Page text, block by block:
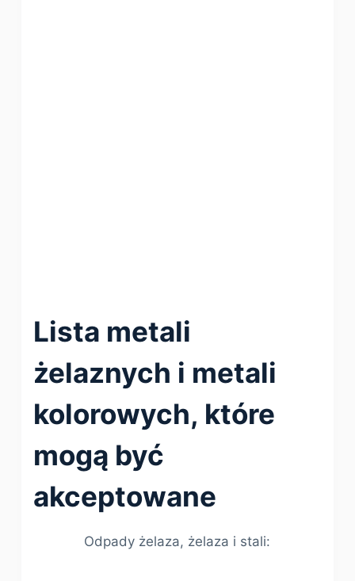
Lista metali
żelaznych i metali
kolorowych, które
mogą być
akceptowane
Odpady żelaza, żelaza i stali: